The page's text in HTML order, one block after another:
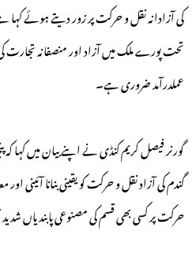
تحت پورے ملک میں آزاد اور منصفانہ
عملدرآمد ضروری ہے۔
گورنر فیصل کریم کنڈی نے اپنے بیان میں کہا
گندم کی آزاد نقل و حرکت کو یقینی بنانا آئینی
حرکت پر کسی بھی قسم کی مصنوعی پابندیاں